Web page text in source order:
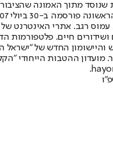
מתוך האמונה שהציבור
ושידורים חיים. פלטפורמות
החדש והיישומון החדש של
מועדון ההטבות הייחודי